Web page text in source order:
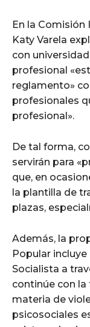
En la
Katy Varela
con
profesional
reglamento»
profesionales
profesional».
De tal forma,
servirán para
que, en
la plantilla de
plazas,
Además, la
Popular
Socialista a
continúe con
materia de
psicosociales